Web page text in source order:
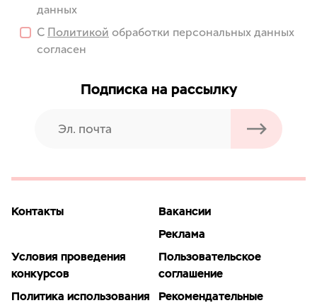
данных
С Политикой обработки персональных данных
согласен
Подписка на рассылку
Контакты
Вакансии
Реклама
Условия проведения
конкурсов
Пользовательское
соглашение
Политика использования
Рекомендательные